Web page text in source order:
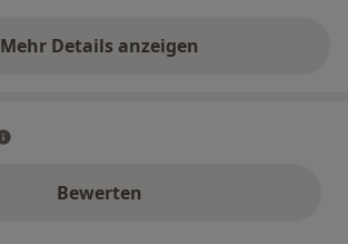
Mehr Details anzeigen
über die Adresse
Bewerten